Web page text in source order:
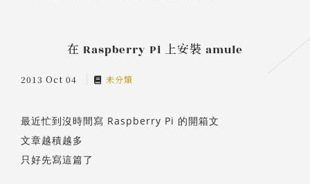
在 Raspberry Pi 上安裝 amule
2013 Oct 04 未分類
最近忙到沒時間寫 Raspberry Pi 的開箱文
文章越積越多
只好先寫這篇了